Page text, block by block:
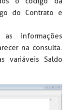
do Contrato e
as informações
na consulta.
variáveis Saldo